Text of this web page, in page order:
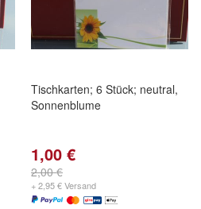
Tischkarten; 6 Stück; neutral,
Sonnenblume
1,00 €
2,00 €
+ 2,95 € Versand